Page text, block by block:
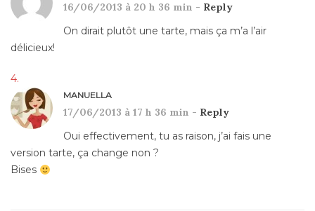
16/06/2013 à 20 h 36 min - Reply
On dirait plutôt une tarte, mais ça m’a l’air
délicieux!
MANUELLA
17/06/2013 à 17 h 36 min - Reply
Oui effectivement, tu as raison, j’ai fais une
version tarte, ça change non ?
Bises